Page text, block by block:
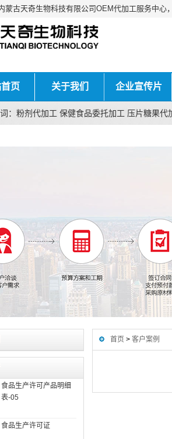
蒙古天奇生物科技有限公司OEM代加工服务中心
页 关于我们 企业宣传片
：粉剂代加工 保健食品委托加工 压片糖果代
食品生产许可产品明细
表-05
食品生产许可证
首页 > 客户案例